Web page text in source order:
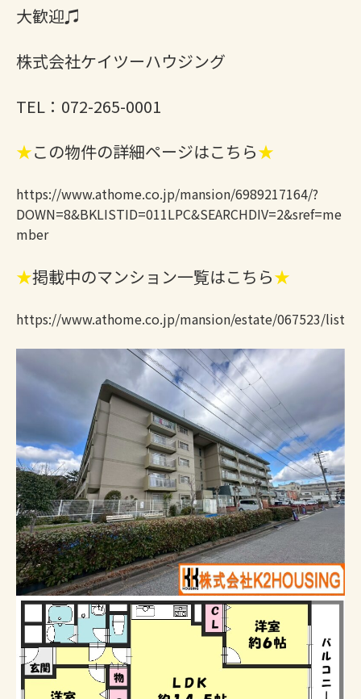
大歓迎♫
株式会社ケイツーハウジング
TEL：072-265-0001
★この物件の詳細ページはこちら★
https://www.athome.co.jp/mansion/6989217164/?
DOWN=8&BKLISTID=011LPC&SEARCHDIV=2&sref=me
mber
★掲載中のマンション一覧はこちら★
https://www.athome.co.jp/mansion/estate/067523/list